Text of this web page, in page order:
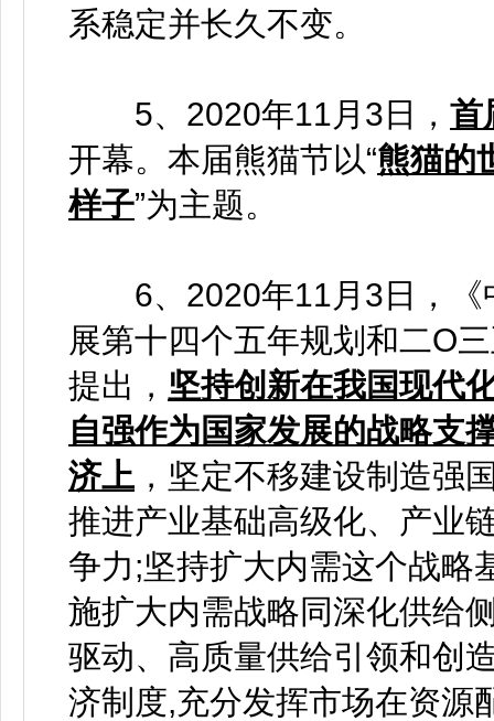
系稳定并长久不变。
5、2020年11月3日， 首
开幕。本届熊猫节以“熊猫的
样子”为主题。
6、2020年11月3日，《
展第十四个五年规划和二O
提出， 坚持创新在我国现代
自强作为国家发展的战略支
济上 ，坚定不移建设制造强
推进产业基础高级化、产业
争力;坚持扩大内需这个战略
施扩大内需战略同深化供给
驱动、高质量供给引领和创
济制度,充分发挥市场在资源